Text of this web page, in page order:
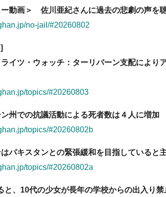
ー動画＞ 佐川亜紀さんに過去の悲劇の声を聴
no-jail/#20260802
イツ・ウォッチ：ターリバーン支配により
topics/#20260803
州での抗議活動による死者数は４人に増加
topics/#20260802b
パキスタンとの緊張緩和を目指していると
topics/#20260802a
と、10代の少女が長年の学校からの出入り